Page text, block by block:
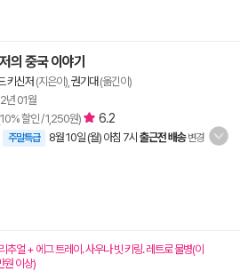
의 중국 이야기
키신저 (지은이), 권기대 (옮긴이)
년 01월
할인 / 1,250원) 6.2
주말특급 8월 10일 (월) 아침 7시 출근전 배송 변경
추얼 + 에그 트레이. 사우나 빗 키링. 레트로 물병(이
원 이상)